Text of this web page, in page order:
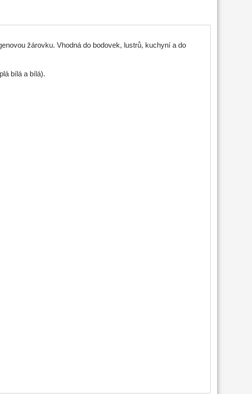
žárovku. Vhodná do bodovek, lustrů, kuchyní a do
bílá a bílá).